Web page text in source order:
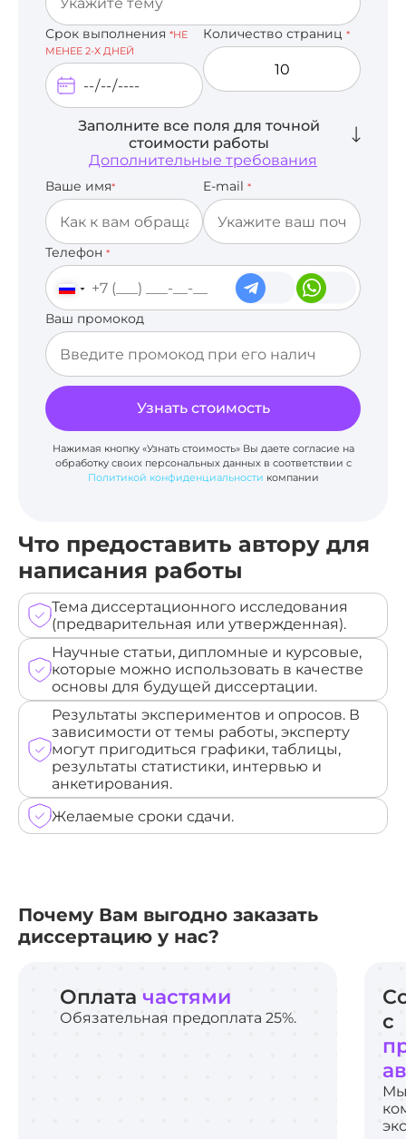
Что предоставить автору для
написания работы
Тема диссертационного исследования
(предварительная или утвержденная).
Научные статьи, дипломные и курсовые,
которые можно использовать в качестве
основы для будущей диссертации.
Результаты экспериментов и опросов. В
зависимости от темы работы, эксперту
могут пригодиться графики, таблицы,
результаты статистики, интервью и
анкетирования.
Желаемые сроки сдачи.
Срок выполнения *НЕ
МЕНЕЕ 2-Х ДНЕЙ
Количество страниц *
Заполните все поля для точной
стоимости работы
Дополнительные требования
Ваше имя* E-mail *
Телефон *
Ваш промокод
Узнать стоимость
Нажимая кнопку «Узнать стоимость» Вы даете согласие на
обработку своих персональных данных в соответствии с
Политикой конфиденциальности компании
Почему Вам выгодно заказать
диссертацию у нас?
Оплата частями
Обязательная предоплата 25%.
с